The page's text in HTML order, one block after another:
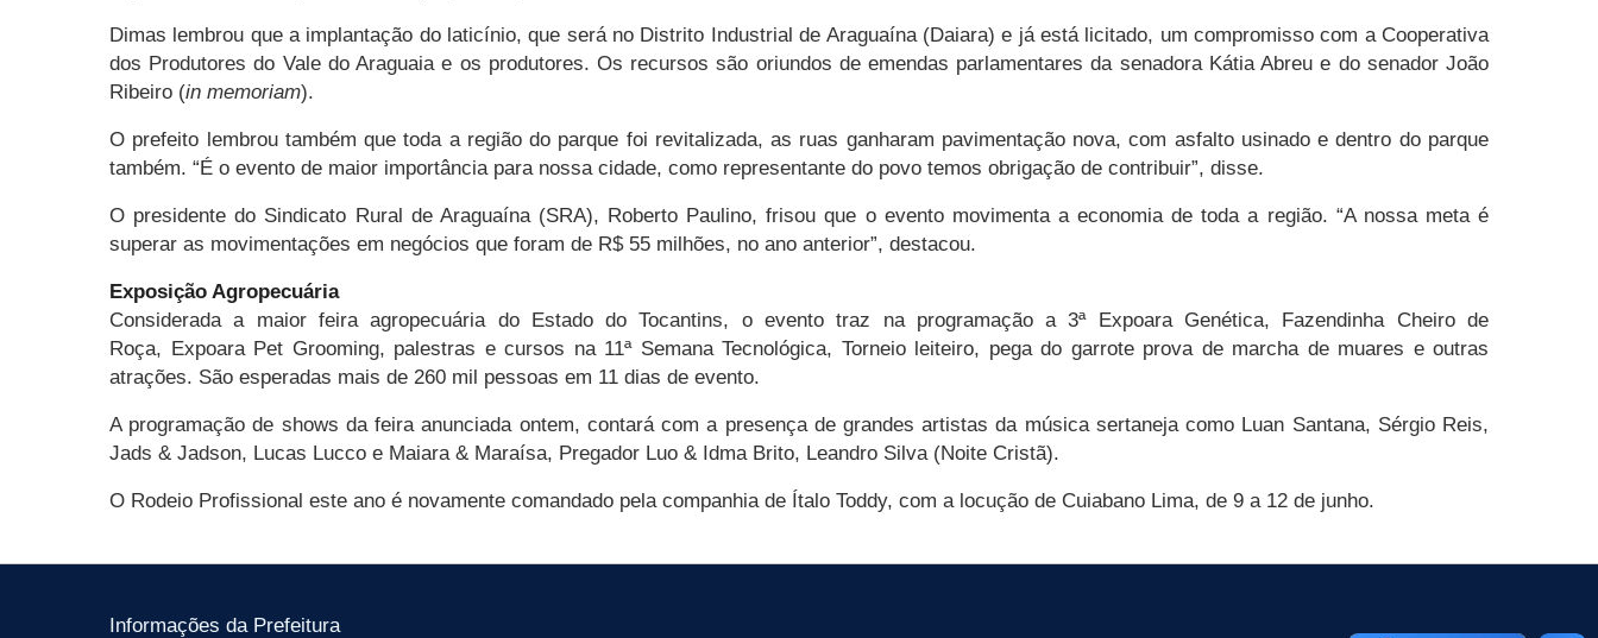
Dimas lembrou que a implantação do laticínio, que será no Distrito Industrial de Araguaína (Daiara) e já está licitado, um compromisso com a Cooperativa
dos Produtores do Vale do Araguaia e os produtores. Os recursos são oriundos de emendas parlamentares da senadora Kátia Abreu e do senador João
Ribeiro (in memoriam).
O prefeito lembrou também que toda a região do parque foi revitalizada, as ruas ganharam pavimentação nova, com asfalto usinado e dentro do parque
também. “É o evento de maior importância para nossa cidade, como representante do povo temos obrigação de contribuir”, disse.
O presidente do Sindicato Rural de Araguaína (SRA), Roberto Paulino, frisou que o evento movimenta a economia de toda a região. “A nossa meta é
superar as movimentações em negócios que foram de R$ 55 milhões, no ano anterior”, destacou.
Exposição Agropecuária
Considerada a maior feira agropecuária do Estado do Tocantins, o evento traz na programação a 3ª Expoara Genética, Fazendinha Cheiro de
Roça, Expoara Pet Grooming, palestras e cursos na 11ª Semana Tecnológica, Torneio leiteiro, pega do garrote prova de marcha de muares e outras
atrações. São esperadas mais de 260 mil pessoas em 11 dias de evento.
A programação de shows da feira anunciada ontem, contará com a presença de grandes artistas da música sertaneja como Luan Santana, Sérgio Reis,
Jads & Jadson, Lucas Lucco e Maiara & Maraísa, Pregador Luo & Idma Brito, Leandro Silva (Noite Cristã).
O Rodeio Profissional este ano é novamente comandado pela companhia de Ítalo Toddy, com a locução de Cuiabano Lima, de 9 a 12 de junho.
Informações da Prefeitura